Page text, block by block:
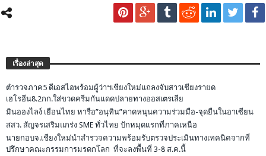
เรื่องล่าสุด
ตำรวจภาค5 ดีเอสไอพร้อมผู้ว่าฯเชียงใหม่แถลงจับสาวเชียงรายด
เฮโรอีน8.2กก.ใส่ขวดครีมกันแดดปลายทางออสเตรเลีย
มินอองไลง์ เยือนไทย หารือ”อนุทิน”คาดหนุนความร่วมมือ-จุดยืนในอาเซียน
สสว. สัญจรเสริมแกร่ง SME ทั่วไทย ปักหมุดแรกที่ภาคเหนือ
นายกอบจ.เชียงใหม่นำสำรวจความพร้อมรับตรวจประเมินทางเทคนิคจากที่
ปรึกษาคณะกรรมการมรดกโลก ที่จะลงพื้นที่ 3-8 ส.ค.นี้